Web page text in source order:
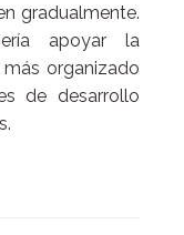
gradualmente.
apoyar la
organizado
de desarrollo